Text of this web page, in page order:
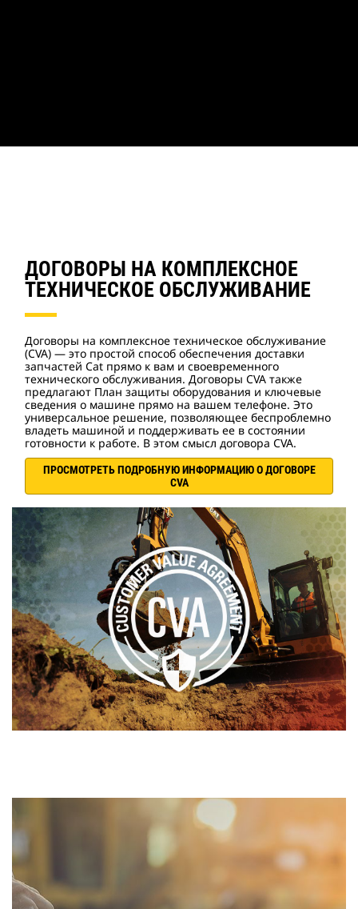
ДОГОВОРЫ НА КОМПЛЕКСНОЕ
ТЕХНИЧЕСКОЕ ОБСЛУЖИВАНИЕ
Договоры на комплексное техническое обслуживание
(CVA) — это простой способ обеспечения доставки
запчастей Cat прямо к вам и своевременного
технического обслуживания. Договоры CVA также
предлагают План защиты оборудования и ключевые
сведения о машине прямо на вашем телефоне. Это
универсальное решение, позволяющее беспроблемно
владеть машиной и поддерживать ее в состоянии
готовности к работе. В этом смысл договора CVA.
ПРОСМОТРЕТЬ ПОДРОБНУЮ ИНФОРМАЦИЮ О ДОГОВОРЕ
CVA